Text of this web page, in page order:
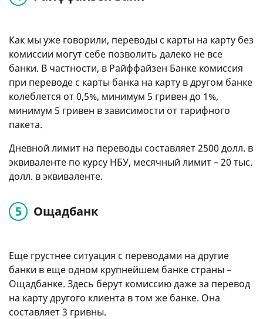
Как мы уже говорили, переводы с карты на карту без
комиссии могут себе позволить далеко не все
банки. В частности, в Райффайзен Банке комиссия
при переводе с карты банка на карту в другом банке
колеблется от 0,5%, минимум 5 гривен до 1%,
минимум 5 гривен в зависимости от тарифного
пакета.
Дневной лимит на переводы составляет 2500 долл. в
эквиваленте по курсу НБУ, месячный лимит – 20 тыс.
долл. в эквиваленте.
Ощадбанк
Еще грустнее ситуация с переводами на другие
банки в еще одном крупнейшем банке страны –
Ощадбанке. Здесь берут комиссию даже за перевод
на карту другого клиента в том же банке. Она
составляет 3 гривны.